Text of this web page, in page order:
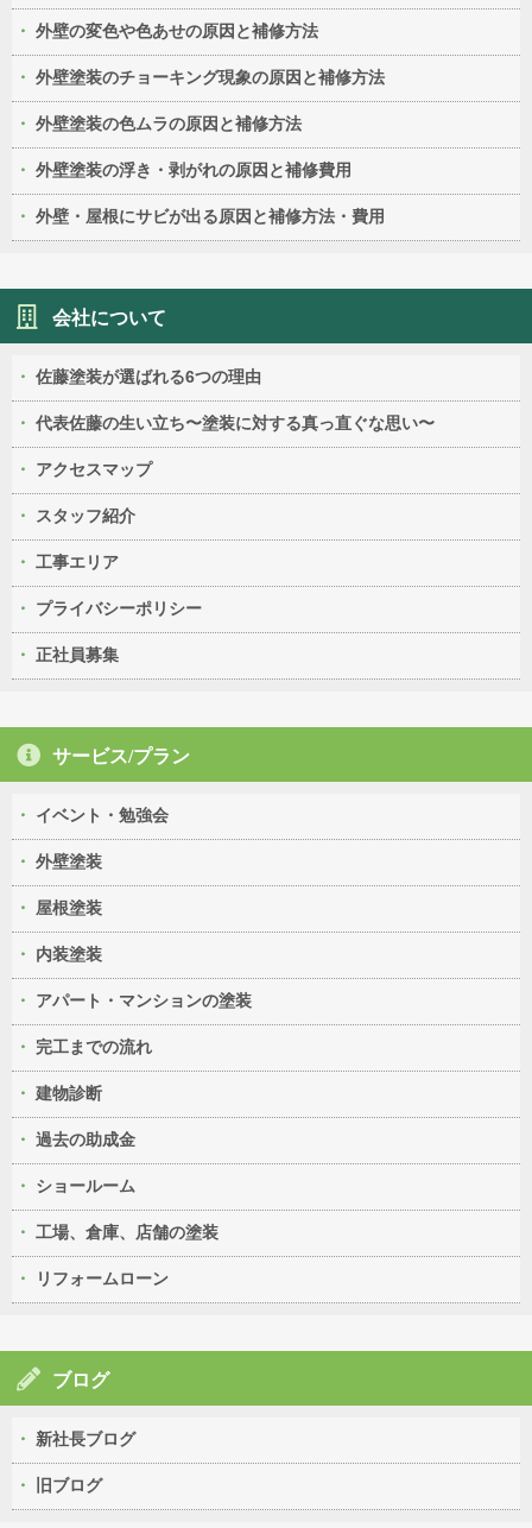
外壁の変色や色あせの原因と補修方法
外壁塗装のチョーキング現象の原因と補修方法
外壁塗装の色ムラの原因と補修方法
外壁塗装の浮き・剥がれの原因と補修費用
外壁・屋根にサビが出る原因と補修方法・費用
会社について
佐藤塗装が選ばれる6つの理由
代表佐藤の生い立ち〜塗装に対する真っ直ぐな思い〜
アクセスマップ
スタッフ紹介
工事エリア
プライバシーポリシー
正社員募集
サービス/プラン
イベント・勉強会
外壁塗装
屋根塗装
内装塗装
アパート・マンションの塗装
完工までの流れ
建物診断
過去の助成金
ショールーム
工場、倉庫、店舗の塗装
リフォームローン
ブログ
新社長ブログ
旧ブログ